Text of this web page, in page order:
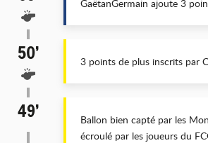
GaëtanGermain ajoute 3
50’ 3 points de plus inscrits par
49’
Ballon bien capté par les
écroulé par les joueurs du